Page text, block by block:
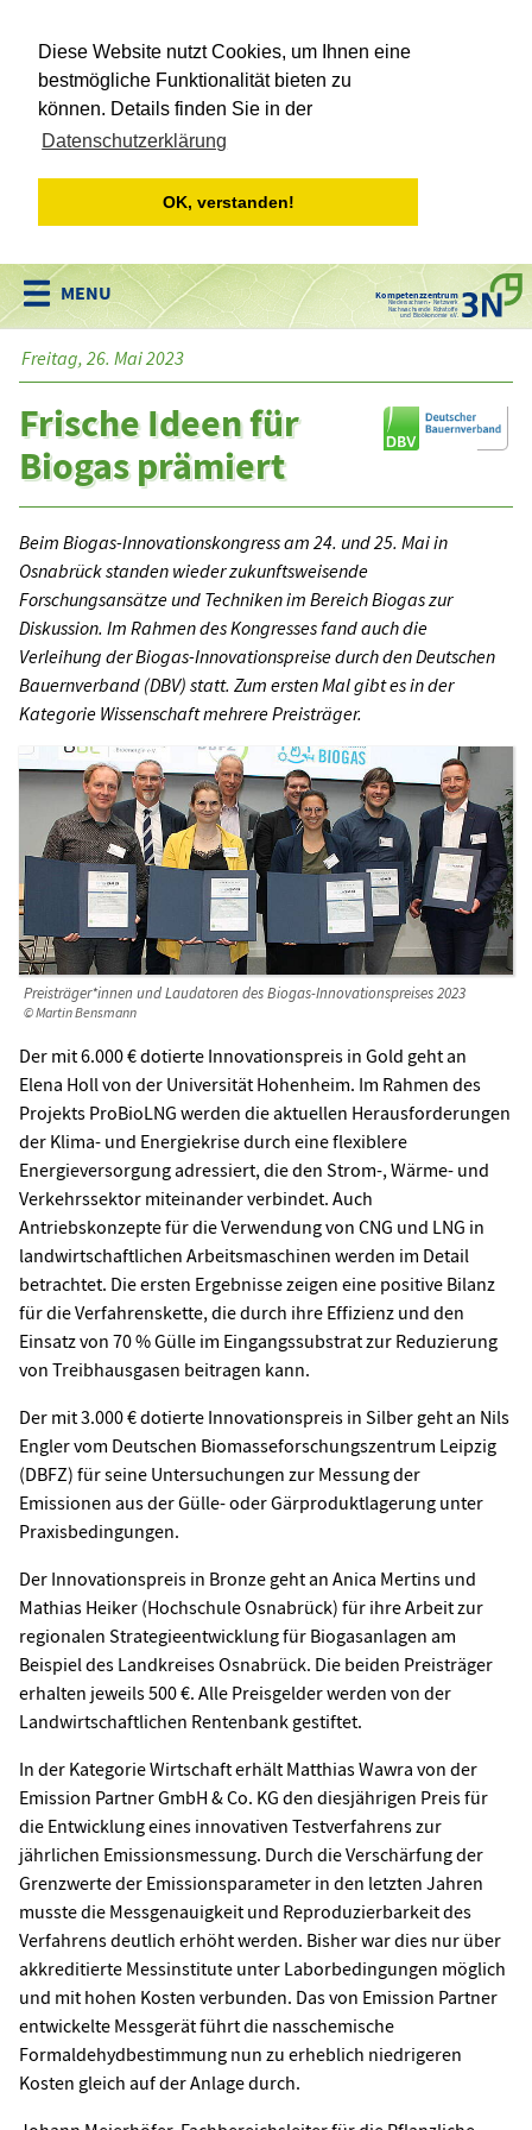
Diese Website nutzt Cookies, um Ihnen eine
bestmögliche Funktionalität bieten zu
können. Details finden Sie in der
Datenschutzerklärung
OK, verstanden!
Kompetenzzentrum
Niedersachsen • Netzwerk
Nachwachsende Rohstoffe
und Bioökonomie e.V.
Freitag, 26. Mai 2023
Frische Ideen für
Biogas prämiert
Beim Biogas-Innovationskongress am 24. und 25. Mai in
Osnabrück standen wieder zukunftsweisende
Forschungsansätze und Techniken im Bereich Biogas zur
Diskussion. Im Rahmen des Kongresses fand auch die
Verleihung der Biogas-Innovationspreise durch den Deutschen
Bauernverband (DBV) statt. Zum ersten Mal gibt es in der
Kategorie Wissenschaft mehrere Preisträger.
Preisträger*innen und Laudatoren des Biogas-Innovationspreises 2023
© Martin Bensmann
Der mit 6.000 € dotierte Innovationspreis in Gold geht an
Elena Holl von der Universität Hohenheim. Im Rahmen des
Projekts ProBioLNG werden die aktuellen Herausforderungen
der Klima- und Energiekrise durch eine flexiblere
Energieversorgung adressiert, die den Strom-, Wärme- und
Verkehrssektor miteinander verbindet. Auch
Antriebskonzepte für die Verwendung von CNG und LNG in
landwirtschaftlichen Arbeitsmaschinen werden im Detail
betrachtet. Die ersten Ergebnisse zeigen eine positive Bilanz
für die Verfahrenskette, die durch ihre Effizienz und den
Einsatz von 70 % Gülle im Eingangssubstrat zur Reduzierung
von Treibhausgasen beitragen kann.
Der mit 3.000 € dotierte Innovationspreis in Silber geht an Nils
Engler vom Deutschen Biomasseforschungszentrum Leipzig
(DBFZ) für seine Untersuchungen zur Messung der
Emissionen aus der Gülle- oder Gärproduktlagerung unter
Praxisbedingungen.
Der Innovationspreis in Bronze geht an Anica Mertins und
Mathias Heiker (Hochschule Osnabrück) für ihre Arbeit zur
regionalen Strategieentwicklung für Biogasanlagen am
Beispiel des Landkreises Osnabrück. Die beiden Preisträger
erhalten jeweils 500 €. Alle Preisgelder werden von der
Landwirtschaftlichen Rentenbank gestiftet.
In der Kategorie Wirtschaft erhält Matthias Wawra von der
Emission Partner GmbH & Co. KG den diesjährigen Preis für
die Entwicklung eines innovativen Testverfahrens zur
jährlichen Emissionsmessung. Durch die Verschärfung der
Grenzwerte der Emissionsparameter in den letzten Jahren
musste die Messgenauigkeit und Reproduzierbarkeit des
Verfahrens deutlich erhöht werden. Bisher war dies nur über
akkreditierte Messinstitute unter Laborbedingungen möglich
und mit hohen Kosten verbunden. Das von Emission Partner
entwickelte Messgerät führt die nasschemische
Formaldehydbestimmung nun zu erheblich niedrigeren
Kosten gleich auf der Anlage durch.